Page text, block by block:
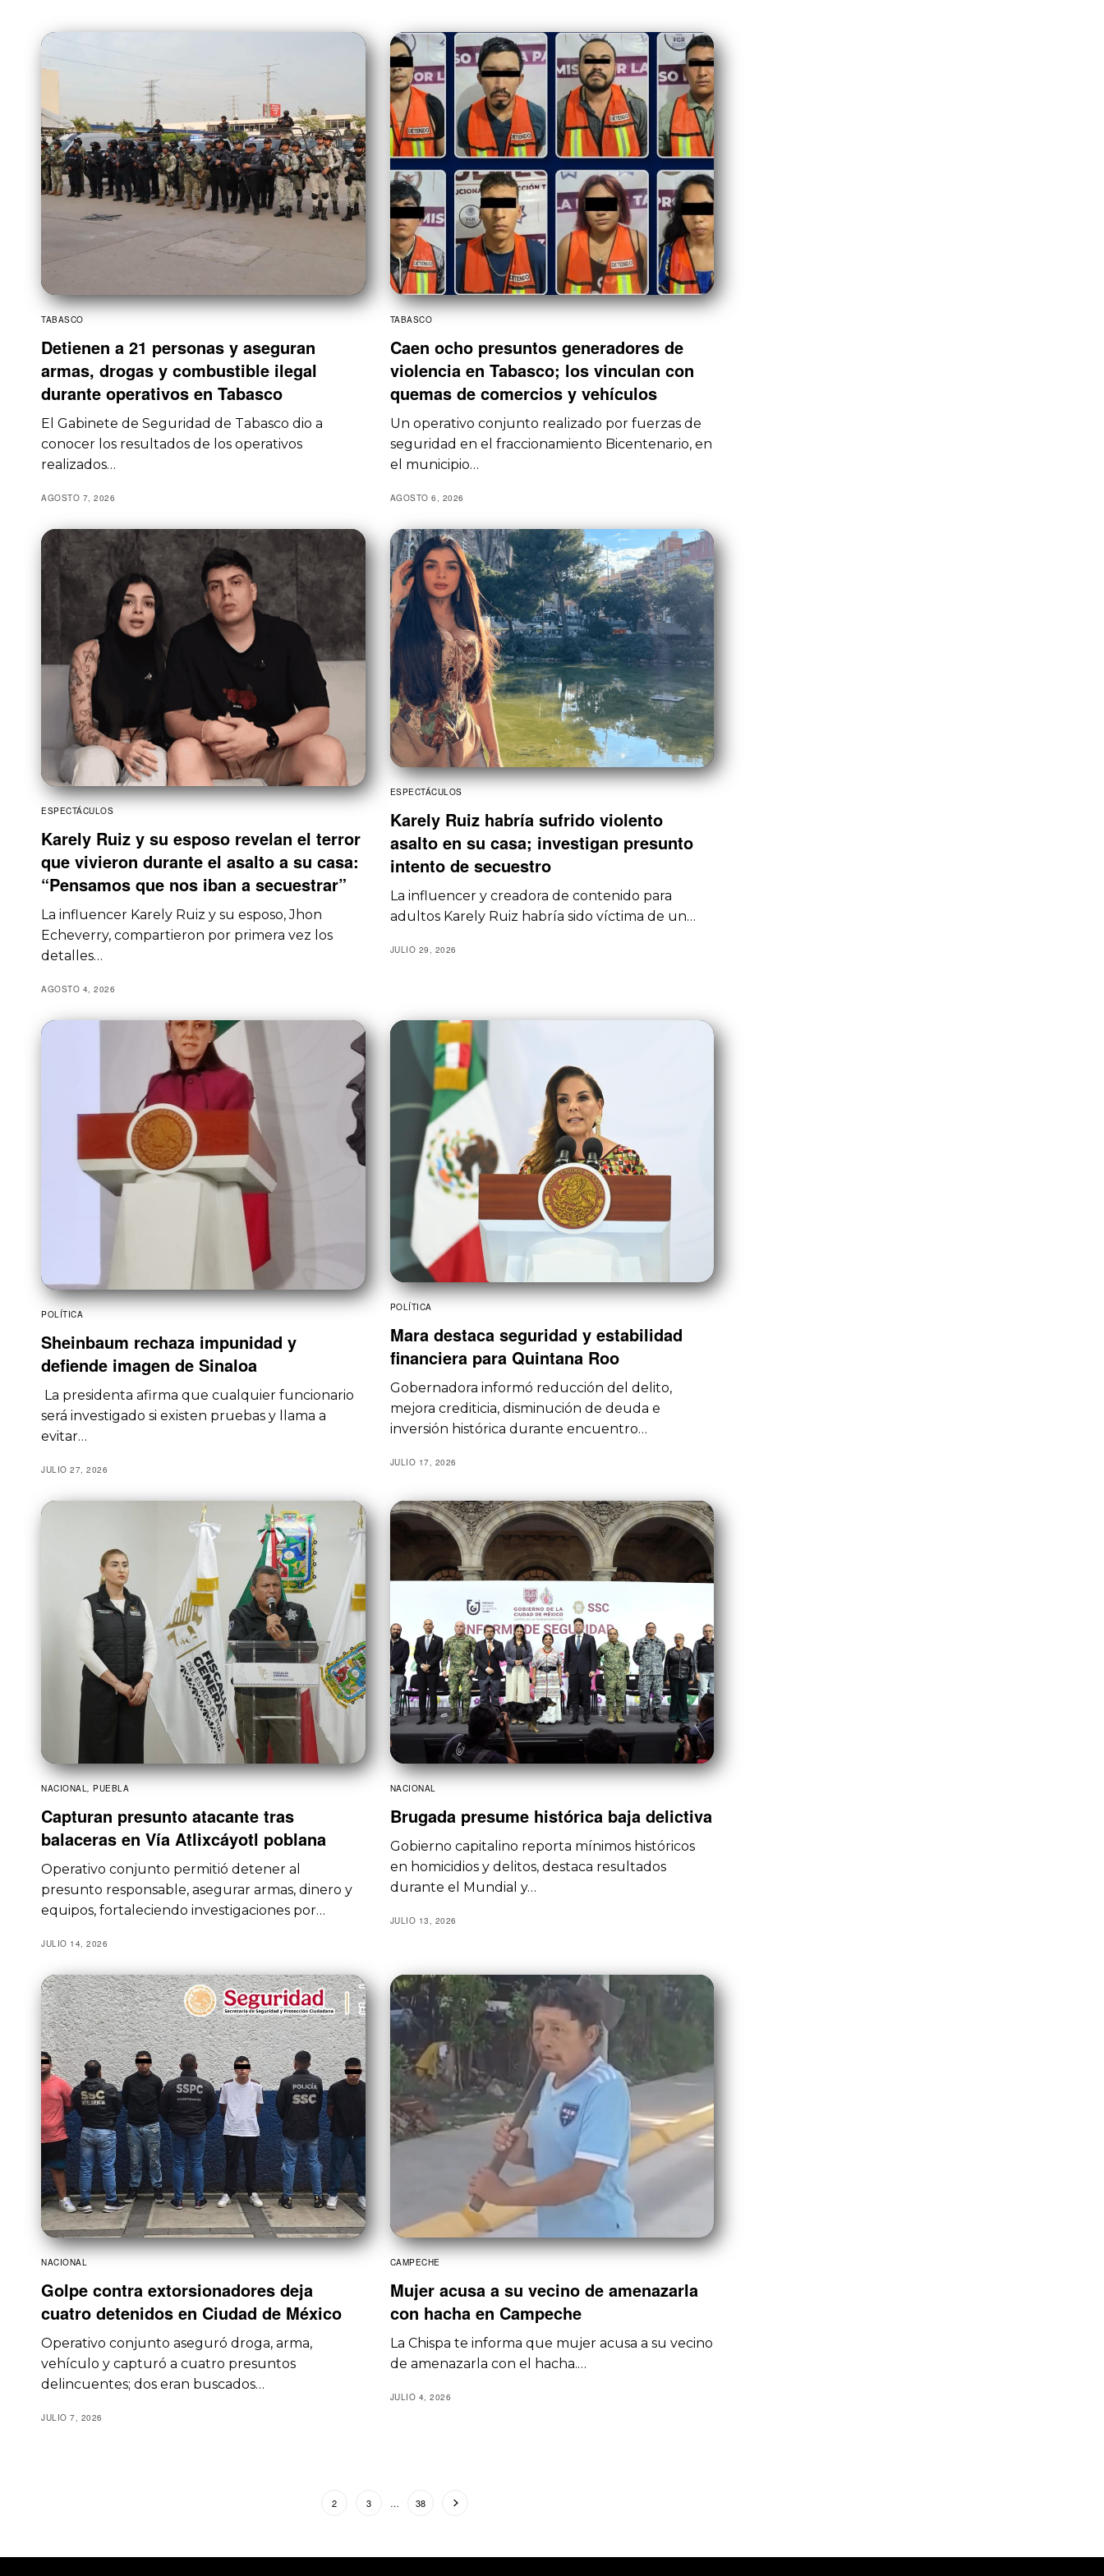
TABASCO
Detienen a 21 personas y aseguran
armas, drogas y combustible ilegal
durante operativos en Tabasco
El Gabinete de Seguridad de Tabasco dio a
conocer los resultados de los operativos
realizados…
AGOSTO 7, 2026
TABASCO
Caen ocho presuntos generadores de
violencia en Tabasco; los vinculan con
quemas de comercios y vehículos
Un operativo conjunto realizado por fuerzas de
seguridad en el fraccionamiento Bicentenario, en
el municipio…
AGOSTO 6, 2026
ESPECTÁCULOS
Karely Ruiz y su esposo revelan el terror
que vivieron durante el asalto a su casa:
“Pensamos que nos iban a secuestrar”
La influencer Karely Ruiz y su esposo, Jhon
Echeverry, compartieron por primera vez los
detalles…
AGOSTO 4, 2026
ESPECTÁCULOS
Karely Ruiz habría sufrido violento
asalto en su casa; investigan presunto
intento de secuestro
La influencer y creadora de contenido para
adultos Karely Ruiz habría sido víctima de un…
JULIO 29, 2026
POLÍTICA
Sheinbaum rechaza impunidad y
defiende imagen de Sinaloa
La presidenta afirma que cualquier funcionario
será investigado si existen pruebas y llama a
evitar…
JULIO 27, 2026
POLÍTICA
Mara destaca seguridad y estabilidad
financiera para Quintana Roo
Gobernadora informó reducción del delito,
mejora crediticia, disminución de deuda e
inversión histórica durante encuentro…
JULIO 17, 2026
NACIONAL, PUEBLA
Capturan presunto atacante tras
balaceras en Vía Atlixcáyotl poblana
Operativo conjunto permitió detener al
presunto responsable, asegurar armas, dinero y
equipos, fortaleciendo investigaciones por…
JULIO 14, 2026
NACIONAL
Brugada presume histórica baja delictiva
Gobierno capitalino reporta mínimos históricos
en homicidios y delitos, destaca resultados
durante el Mundial y…
JULIO 13, 2026
NACIONAL
Golpe contra extorsionadores deja
cuatro detenidos en Ciudad de México
Operativo conjunto aseguró droga, arma,
vehículo y capturó a cuatro presuntos
delincuentes; dos eran buscados…
JULIO 7, 2026
CAMPECHE
Mujer acusa a su vecino de amenazarla
con hacha en Campeche
La Chispa te informa que mujer acusa a su vecino
de amenazarla con el hacha.…
JULIO 4, 2026
2 3 … 38